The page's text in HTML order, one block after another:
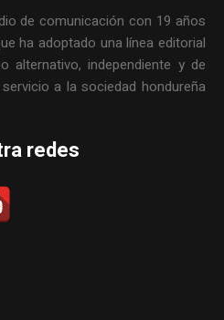
de comunicación con 19 años
ha adoptado una línea editorial
alternativo, independiente y de
a la sociedad hondureña
redes